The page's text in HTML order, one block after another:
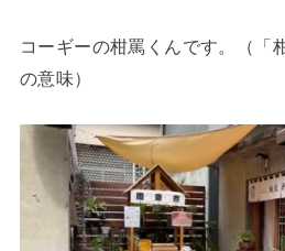
コーギーの柑罵くんです。（「
の意味）